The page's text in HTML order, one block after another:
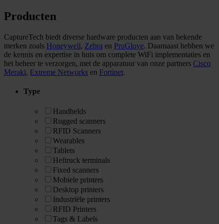
Producten
CaptureTech biedt diverse hardware producten aan van bekende
merken zoals Honeywell, Zebra en ProGlove. Daarnaast hebben we
de kennis en expertise in huis om complete WiFi implementaties en
het beheer te verzorgen, met de apparatuur van onze partners Cisco
Meraki, Extreme Networks en Fortinet.
Type
Handhelds
Rugged scanners
RFID Scanners
Wearables
Tablets
Heftruck terminals
Fixed scanners
Mobiele printers
Desktop printers
Industriële printers
RFID Printers
Tags & Labels